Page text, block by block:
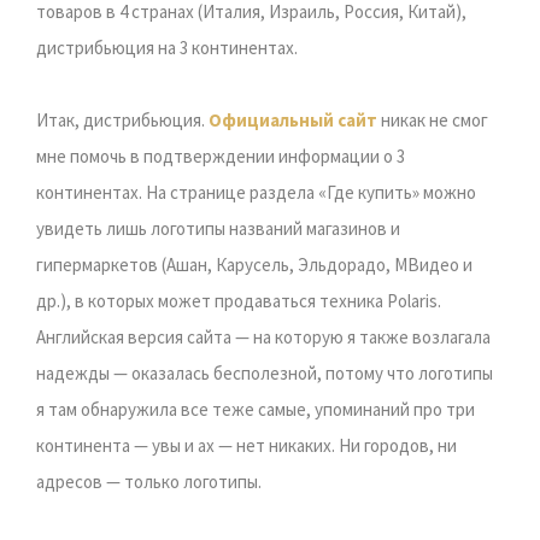
товаров в 4 странах (Италия, Израиль, Россия, Китай),
дистрибьюция на 3 континентах.
Итак, дистрибьюция. Официальный сайт никак не смог
мне помочь в подтверждении информации о 3
континентах. На странице раздела «Где купить» можно
увидеть лишь логотипы названий магазинов и
гипермаркетов (Ашан, Карусель, Эльдорадо, МВидео и
др.), в которых может продаваться техника Polaris.
Английская версия сайта — на которую я также возлагала
надежды — оказалась бесполезной, потому что логотипы
я там обнаружила все теже самые, упоминаний про три
континента — увы и ах — нет никаких. Ни городов, ни
адресов — только логотипы.